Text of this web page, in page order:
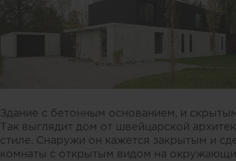
Здание с бетонным основанием, и
Так выглядит дом от швейцарской
стиле. Снаружи он кажется закрытым и
комнаты с открытым видом на